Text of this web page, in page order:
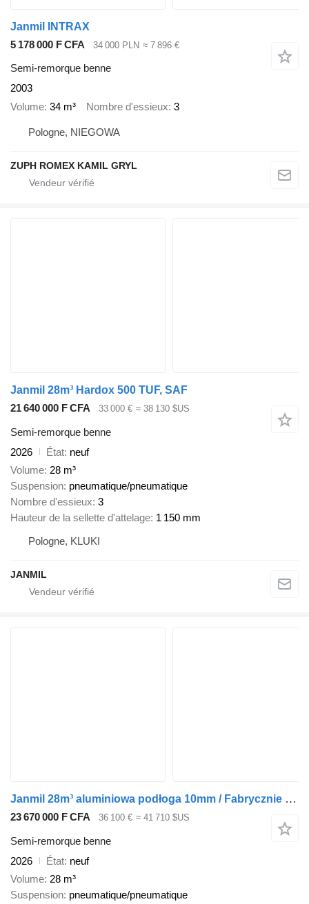
Janmil INTRAX
5 178 000 F CFA
34 000 PLN ≈ 7 896 €
Semi-remorque benne
2003
Volume 34 m³ Nombre d'essieux 3
Pologne, NIEGOWA
ZUPH ROMEX KAMIL GRYL
Janmil 28m³ Hardox 500 TUF, SAF
21 640 000 F CFA
33 000 € ≈ 38 130 $US
Semi-remorque benne
2026
État neuf
Volume 28 m³
Suspension pneumatique/pneumatique
Nombre d'essieux 3
Hauteur de la sellette d'attelage 1 150 mm
Pologne, KLUKI
JANMIL
Janmil 28m³ aluminiowa podłoga 10mm / Fabrycznie nowa /GWARANCJA /
23 670 000 F CFA 36 100 € ≈ 41 710 $US
Semi-remorque benne
2026
État neuf
Volume 28 m³
Suspension pneumatique/pneumatique